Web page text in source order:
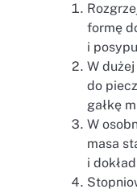
formę
i
W
do
gałkę
W
masa
i